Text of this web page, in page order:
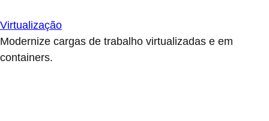
Virtualização
Modernize cargas de trabalho virtualizadas e em
containers.